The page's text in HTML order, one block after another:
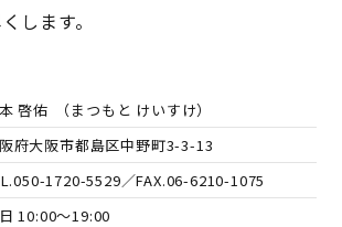
します。
啓佑 （まつもと けいすけ）
府大阪市都島区中野町3-3-13
050-1720-5529／FAX.06-6210-1075
10:00～19:00